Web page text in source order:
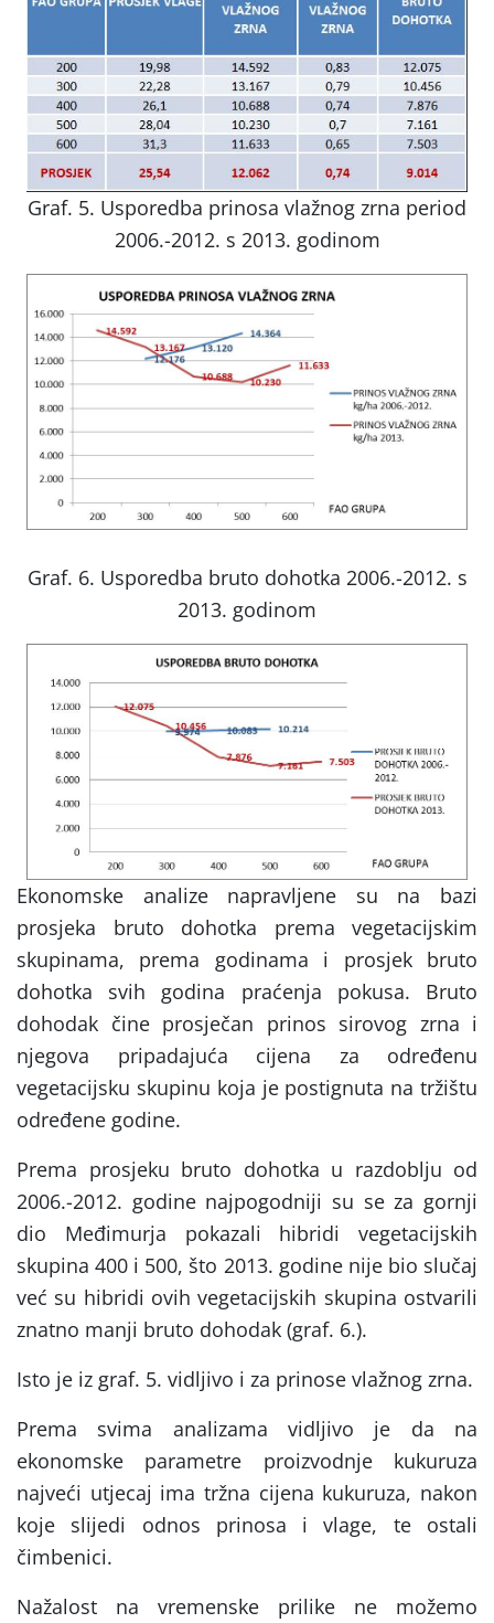
Graf. 5. Usporedba prinosa vlažnog zrna period
2006.-2012. s 2013. godinom
Graf. 6. Usporedba bruto dohotka 2006.-2012. s
2013. godinom
Ekonomske analize napravljene su na bazi
prosjeka bruto dohotka prema vegetacijskim
skupinama, prema godinama i prosjek bruto
dohotka svih godina praćenja pokusa. Bruto
dohodak čine prosječan prinos sirovog zrna i
njegova pripadajuća cijena za određenu
vegetacijsku skupinu koja je postignuta na tržištu
određene godine.
Prema prosjeku bruto dohotka u razdoblju od
2006.-2012. godine najpogodniji su se za gornji
dio Međimurja pokazali hibridi vegetacijskih
skupina 400 i 500, što 2013. godine nije bio slučaj
već su hibridi ovih vegetacijskih skupina ostvarili
znatno manji bruto dohodak (graf. 6.).
Isto je iz graf. 5. vidljivo i za prinose vlažnog zrna.
Prema svima analizama vidljivo je da na
ekonomske parametre proizvodnje kukuruza
najveći utjecaj ima tržna cijena kukuruza, nakon
koje slijedi odnos prinosa i vlage, te ostali
čimbenici.
Nažalost na vremenske prilike ne možemo